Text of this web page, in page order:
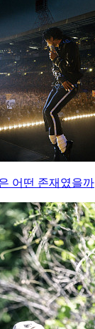
어떤 존재였을까